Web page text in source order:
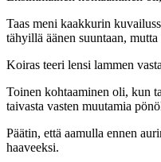
Taas meni kaakkurin
tähyillä äänen suuntaan,
Koiras teeri lensi lammen
Toinen kohtaaminen oli, kun
taivasta vasten muutamia
Päätin, että aamulla ennen
haaveeksi.